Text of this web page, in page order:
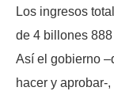
Los ingresos
de 4 billones
Así el gobierno
hacer y aprobar-